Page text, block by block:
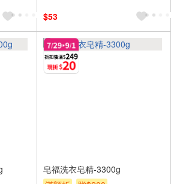
$53
皂福洗衣皂精-3300g